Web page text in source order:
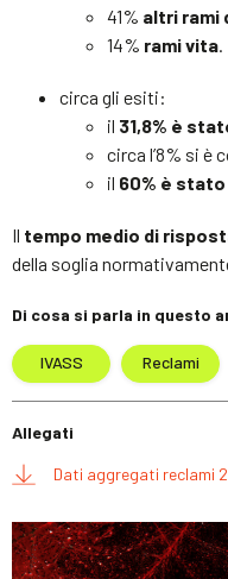
41% altri rami
14% rami vita.
circa gli esiti:
il 31,8% è
circa l’8% si è
il 60% è
Il tempo medio di
della soglia
Di cosa si parla in questo
IVASS Reclami
Allegati
Dati aggregati reclami